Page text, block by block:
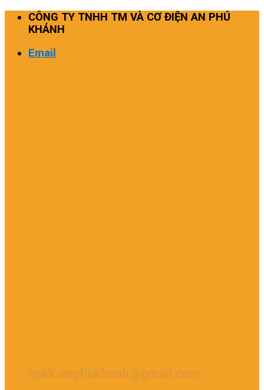
Skip
CÔNG TY TNHH TM VÀ CƠ ĐIỆN AN PHÚ
KHÁNH
Email